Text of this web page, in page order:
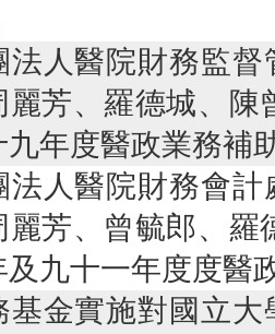
法人醫院財務監
麗芳、羅德城、陳
九年度醫政業務補
法人醫院財務會
麗芳、曾毓郎、羅
及九十一年度度醫
基金實施對國立